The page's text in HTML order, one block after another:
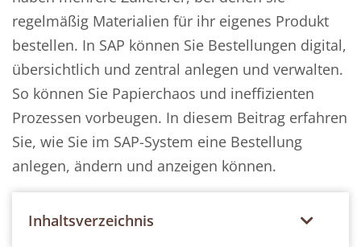
regelmäßig Materialien für ihr eigenes Produkt
bestellen. In SAP können Sie Bestellungen digital,
übersichtlich und zentral anlegen und verwalten.
So können Sie Papierchaos und ineffizienten
Prozessen vorbeugen. In diesem Beitrag erfahren
Sie, wie Sie im SAP-System eine Bestellung
anlegen, ändern und anzeigen können.
Inhaltsverzeichnis